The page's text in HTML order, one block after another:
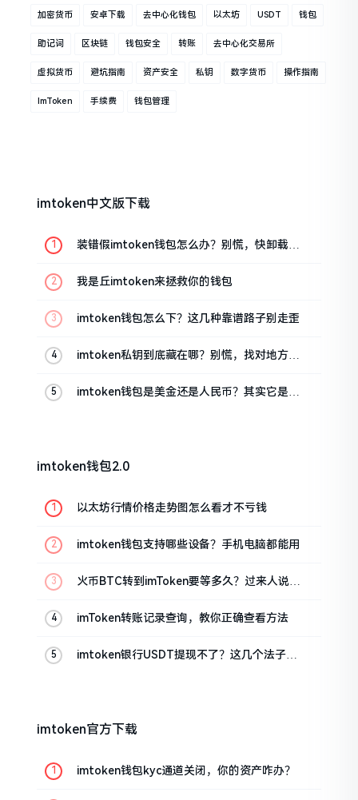
加密货币 安卓下载 去中心化钱包 以太坊 USDT 钱包
助记词 区块链 钱包安全 转账 去中心化交易所
虚拟货币 避坑指南 资产安全 私钥 数字货币 操作指南
ImToken 手续费 钱包管理
imtoken中文版下载
装错假imtoken钱包怎么办？别慌，快卸载，
我是丘imtoken来拯救你的钱包
imtoken钱包怎么下？这几种靠谱路子别走歪
imtoken私钥到底藏在哪？别慌，找对地方才
imtoken钱包是美金还是人民币？其实它是个
imtoken钱包2.0
以太坊行情价格走势图怎么看才不亏钱
imtoken钱包支持哪些设备？手机电脑都能用
火币BTC转到imToken要等多久？过来人说说
imToken转账记录查询，教你正确查看方法
imtoken银行USDT提现不了？这几个法子能
imtoken官方下载
imtoken钱包kyc通道关闭，你的资产咋办？